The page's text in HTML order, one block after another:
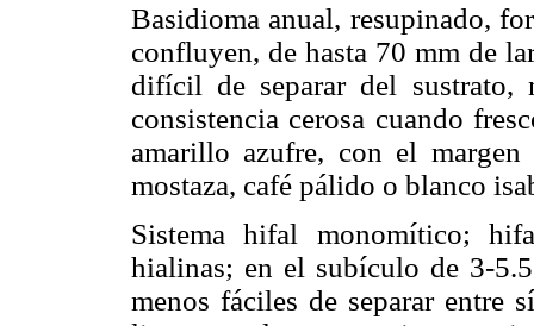
Basidioma anual, resupinado,
confluyen, de hasta 70 mm de
difícil de separar del sustrato,
consistencia cerosa cuando
amarillo azufre, con el
mostaza, café pálido o blanco
Sistema hifal monomítico;
hialinas; en el subículo de 3-
menos fáciles de separar entre